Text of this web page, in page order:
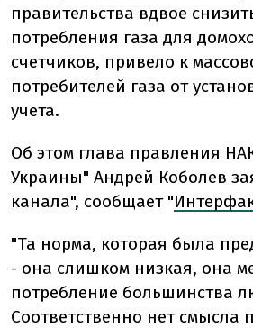
правительства вдвое
потребления газа для
счетчиков, привело к
потребителей газа от
учета.
Об этом глава правления
Украины" Андрей Коболев
канала", сообщает "
"Та норма, которая была
- она слишком низкая, она
потребление большинства
Соответственно нет смысла